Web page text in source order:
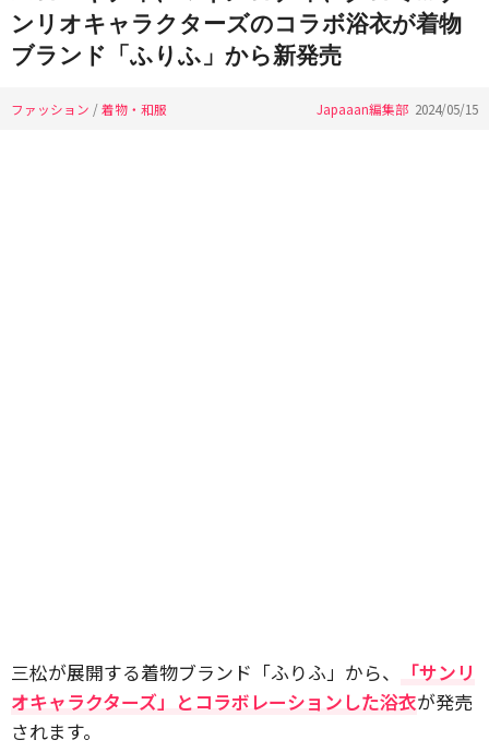
ンリオキャラクターズのコラボ浴衣が着物
ブランド「ふりふ」から新発売
ファッション /着物・和服 Japaaan編集部 2024/05/15
三松が展開する着物ブランド「ふりふ」から、
「サンリ
オキャラクターズ」とコラボレーションした浴衣が発売
されます。